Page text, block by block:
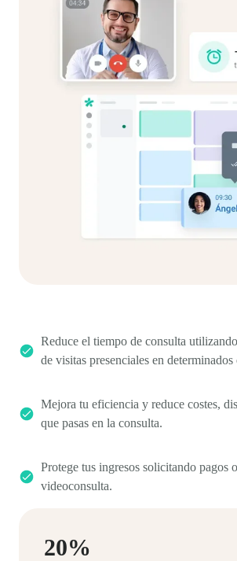
Reduce el tiempo de consulta
de visitas presenciales en determinados
Mejora tu eficiencia y reduce costes,
que pasas en la consulta.
Protege tus ingresos solicitando pagos
videoconsulta.
20%